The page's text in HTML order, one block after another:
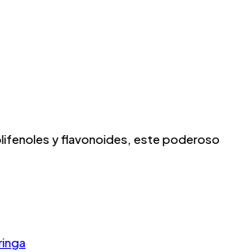
y flavonoides, este poderoso